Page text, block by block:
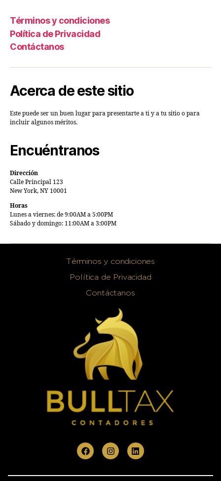
Términos y condiciones
Política de Privacidad
Contáctanos
Acerca de este sitio
Este puede ser un buen lugar para presentarte a ti y a tu sitio o para
incluir algunos méritos.
Encuéntranos
Dirección
Calle Principal 123
New York, NY 10001
Horas
Lunes a viernes: de 9:00AM a 5:00PM
Sábado y domingo: 11:00AM a 3:00PM
Términos y condiciones
Política de Privacidad
Contáctanos